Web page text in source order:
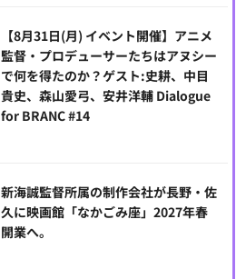
【8月31日(月) イベント開催】アニメ
監督・プロデューサーたちはアヌシー
で何を得たのか？ゲスト:史耕、中目
貴史、森山愛弓、安井洋輔 Dialogue
for BRANC #14
新海誠監督所属の制作会社が長野・佐
久に映画館「なかごみ座」2027年春
開業へ。